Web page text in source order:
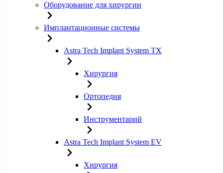
Оборудование для хирургии
Имплантационные системы
Astra Tech Implant System TX
Хирургия
Ортопедия
Инструментарий
Astra Tech Implant System EV
Хирургия